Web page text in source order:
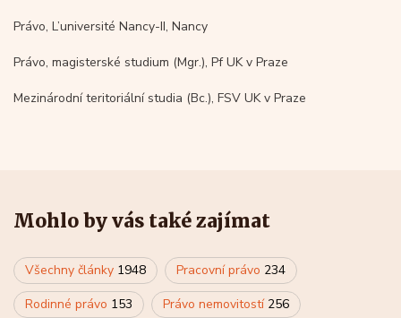
Právo, L’université Nancy-II, Nancy
Právo, magisterské studium (Mgr.), Pf UK v Praze
Mezinárodní teritoriální studia (Bc.), FSV UK v Praze
Mohlo by vás také zajímat
Všechny články 1948 Pracovní právo 234
Rodinné právo 153 Právo nemovitostí 256